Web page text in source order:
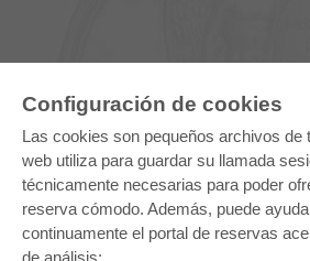
Configuración de cookies
Las cookies son pequeños archivos de
web utiliza para guardar su llamada
técnicamente necesarias para poder
reserva cómodo. Además, puede
continuamente el portal de reservas
de análisis:
E-COLLECTION
Paquete entero
Paquete de especialidades
Pick & Choose
Facilitación de E-Books
Preguntas mas frequentes(FAQ)